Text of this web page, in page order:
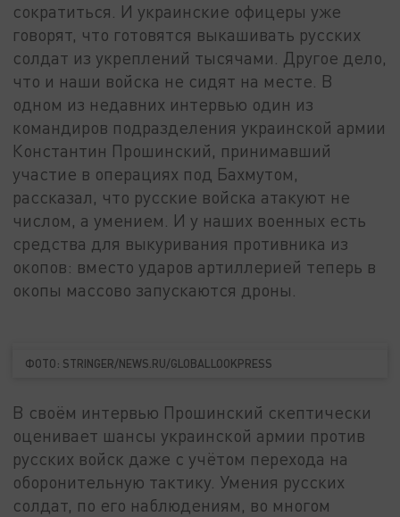
сократиться. И украинские офицеры уже
говорят, что готовятся выкашивать русских
солдат из укреплений тысячами. Другое дело,
что и наши войска не сидят на месте. В
одном из недавних интервью один из
командиров подразделения украинской армии
Константин Прошинский, принимавший
участие в операциях под Бахмутом,
рассказал, что русские войска атакуют не
числом, а умением. И у наших военных есть
средства для выкуривания противника из
окопов: вместо ударов артиллерией теперь в
окопы массово запускаются дроны.
ФОТО: STRINGER/NEWS.RU/GLOBALLOOKPRESS
В своём интервью Прошинский скептически
оценивает шансы украинской армии против
русских войск даже с учётом перехода на
оборонительную тактику. Умения русских
солдат, по его наблюдениям, во многом